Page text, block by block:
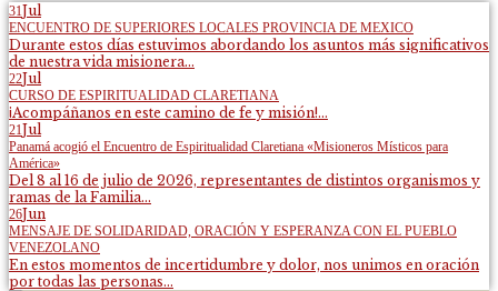
31Jul
ENCUENTRO DE SUPERIORES LOCALES PROVINCIA DE MEXICO
Durante estos días estuvimos abordando los asuntos más significativos
de nuestra vida misionera...
22Jul
CURSO DE ESPIRITUALIDAD CLARETIANA
¡Acompáñanos en este camino de fe y misión!...
21Jul
Panamá acogió el Encuentro de Espiritualidad Claretiana «Misioneros Místicos para
América»
Del 8 al 16 de julio de 2026, representantes de distintos organismos y
ramas de la Familia...
26Jun
MENSAJE DE SOLIDARIDAD, ORACIÓN Y ESPERANZA CON EL PUEBLO
VENEZOLANO
En estos momentos de incertidumbre y dolor, nos unimos en oración
por todas las personas...